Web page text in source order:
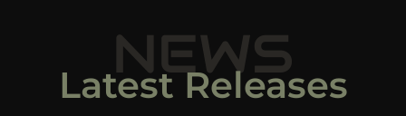
NEWS
Latest Releases